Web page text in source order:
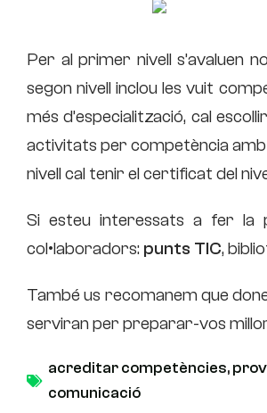
Per al primer nivell s’avaluen
segon nivell inclou les vuit
més d’especialització, cal
activitats per competència
nivell cal tenir el certificat del
Si esteu interessats a fer la
col•laboradors: punts TIC,
També us recomanem que
serviran per preparar-vos
acreditar competències,
comunicació